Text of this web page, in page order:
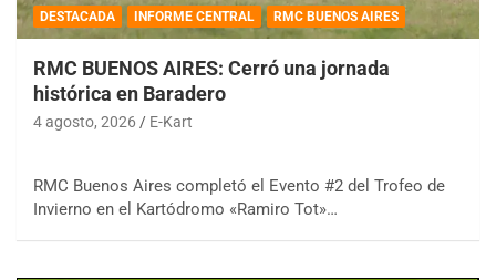
DESTACADA INFORME CENTRAL RMC BUENOS AIRES
RMC BUENOS AIRES: Cerró una jornada
histórica en Baradero
4 agosto, 2026 E-Kart
RMC Buenos Aires completó el Evento #2 del Trofeo de
Invierno en el Kartódromo «Ramiro Tot»…